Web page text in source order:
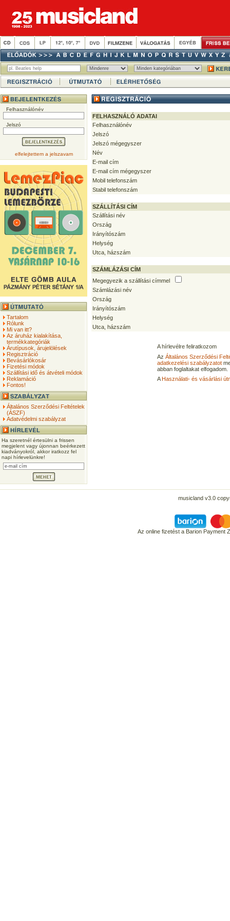
Felhasználónév
Jelszó
elfelejtettem a jelszavam
Tartalom
Rólunk
Mi van itt?
Az áruház kialakítása,
termékkategóriák
Árutípusok, árujelölések
Regisztráció
Bevásárlókosár
Fizetési módok
Szállítási idő és átvételi módok
Reklamáció
Fontos!
Általános Szerződési Feltételek
(ÁSZF)
Adatvédelmi szabályzat
Ha szeretnél értesülni a frissen
megjelent vagy újonnan beérkezett
kiadványokról, akkor iratkozz fel
napi hírlevelünkre!
FELHASZNÁLÓ ADATAI
Felhasználónév
Jelszó
Jelszó mégegyszer
Név
E-mail cím
E-mail cím mégegyszer
Mobil telefonszám
Stabil telefonszám
SZÁLLÍTÁSI CÍM
Szállítási név
Ország
Irányítószám
Helység
Utca, házszám
SZÁMLÁZÁSI CÍM
Megegyezik a szállítási címmel
Számlázási név
Ország
Irányítószám
Helység
Utca, házszám
A hírlevélre feliratkozom
Az Általános Szerződési
adatkezelési szabályzatot
abban foglaltakat elfogadom.
AHasználati- és vásárlási
musicland v3.0
Az online fizetést a Barion Payment